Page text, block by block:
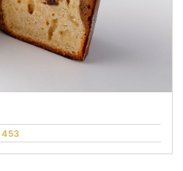
453